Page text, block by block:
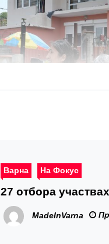
Варна На Фокус
27 отбора
MadeInVarna